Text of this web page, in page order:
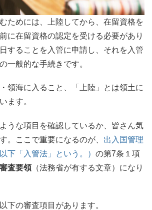
ためには、上陸してから、在留資格を
に在留資格の認定を受ける必要があり
することを入管に申請し、それを入管
一般的な手続きです。
領海に入ること、「上陸」とは領土に
ます。
うな項目を確認しているか、皆さん気
。ここで重要になるのが、 出入国管理
下「入管法」という。） の第7条１項
査要領（法務省が有する文章）になり
下の審査項目があります。